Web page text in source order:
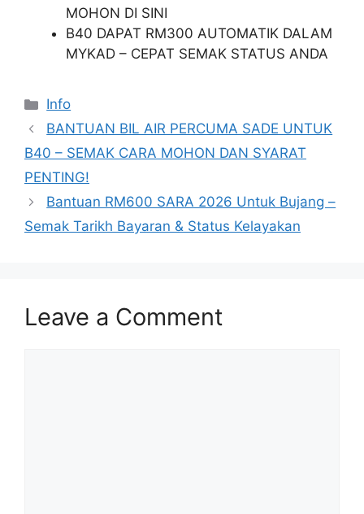
MOHON DI SINI
B40 DAPAT RM300 AUTOMATIK DALAM
MYKAD – CEPAT SEMAK STATUS ANDA
Categories
Info
BANTUAN BIL AIR PERCUMA SADE UNTUK
B40 – SEMAK CARA MOHON DAN SYARAT
PENTING!
Bantuan RM600 SARA 2026 Untuk Bujang –
Semak Tarikh Bayaran & Status Kelayakan
Leave a Comment